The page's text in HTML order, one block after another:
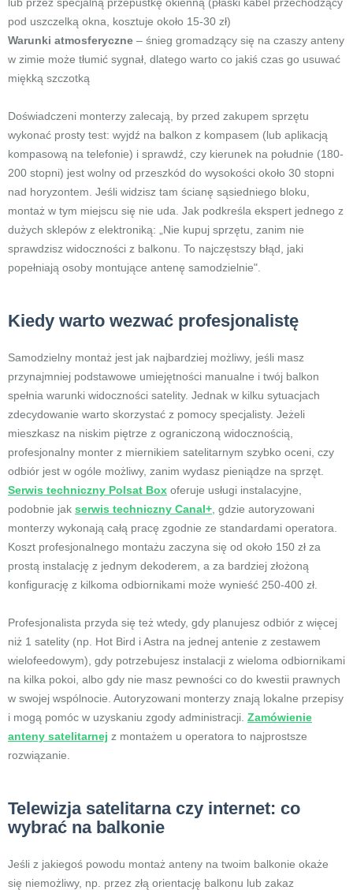
pod uszczelką okna, kosztuje około 15-30 zł)
Warunki atmosferyczne – śnieg gromadzący się na czaszy anteny
w zimie może tłumić sygnał, dlatego warto co jakiś czas go usuwać
miękką szczotką
Doświadczeni monterzy zalecają, by przed zakupem sprzętu
wykonać prosty test: wyjdź na balkon z kompasem (lub aplikacją
kompasową na telefonie) i sprawdź, czy kierunek na południe (180-
200 stopni) jest wolny od przeszkód do wysokości około 30 stopni
nad horyzontem. Jeśli widzisz tam ścianę sąsiedniego bloku,
montaż w tym miejscu się nie uda. Jak podkreśla ekspert jednego z
dużych sklepów z elektroniką: „Nie kupuj sprzętu, zanim nie
sprawdzisz widoczności z balkonu. To najczęstszy błąd, jaki
popełniają osoby montujące antenę samodzielnie".
Kiedy warto wezwać profesjonalistę
Samodzielny montaż jest jak najbardziej możliwy, jeśli masz
przynajmniej podstawowe umiejętności manualne i twój balkon
spełnia warunki widoczności satelity. Jednak w kilku sytuacjach
zdecydowanie warto skorzystać z pomocy specjalisty. Jeżeli
mieszkasz na niskim piętrze z ograniczoną widocznością,
profesjonalny monter z miernikiem satelitarnym szybko oceni, czy
odbiór jest w ogóle możliwy, zanim wydasz pieniądze na sprzęt.
Serwis techniczny Polsat Box oferuje usługi instalacyjne,
podobnie jak serwis techniczny Canal+ , gdzie autoryzowani
monterzy wykonają całą pracę zgodnie ze standardami operatora.
Koszt profesjonalnego montażu zaczyna się od około 150 zł za
prostą instalację z jednym dekoderem, a za bardziej złożoną
konfigurację z kilkoma odbiornikami może wynieść 250-400 zł.
Profesjonalista przyda się też wtedy, gdy planujesz odbiór z więcej
niż 1 satelity (np. Hot Bird i Astra na jednej antenie z zestawem
wielofeedowym), gdy potrzebujesz instalacji z wieloma odbiornikami
na kilka pokoi, albo gdy nie masz pewności co do kwestii prawnych
w swojej wspólnocie. Autoryzowani monterzy znają lokalne przepisy
i mogą pomóc w uzyskaniu zgody administracji. Zamówienie
anteny satelitarnej z montażem u operatora to najprostsze
rozwiązanie.
Telewizja satelitarna czy internet: co
wybrać na balkonie
Jeśli z jakiegoś powodu montaż anteny na twoim balkonie okaże
się niemożliwy, np. przez złą orientację balkonu lub zakaz